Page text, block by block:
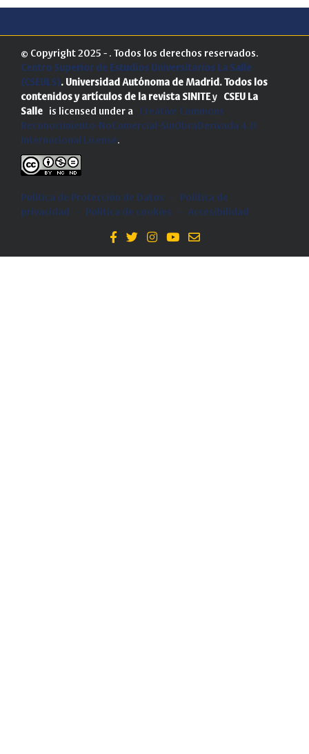
© Copyright 2025 - . Todos los derechos reservados.
Centro Superior de Estudios Universitarios La Salle
(CSEULS). Universidad Autónoma de Madrid. Todos los
contenidos y artículos de la revista SINITEy CSEU La
Salle is licensed under a Creative Commons
Reconocimiento-NoComercial-SinObraDerivada 4.0
Internacional License.
Política de Protección de Datos - Politica de
privacidad
- Política de cookies - Accesibilidad